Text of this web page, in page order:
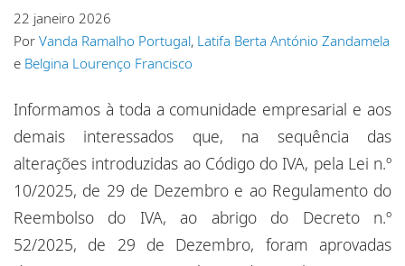
Eventos
22 janeiro 2026
Por Vanda Ramalho Portugal, Latifa Berta António Zandamela
e Belgina Lourenço Francisco
Informamos à toda a comunidade empresarial e aos
demais interessados que, na sequência das
alterações introduzidas ao Código do IVA, pela Lei n.º
10/2025, de 29 de Dezembro e ao Regulamento do
Reembolso do IVA, ao abrigo do Decreto n.º
52/2025, de 29 de Dezembro, foram aprovadas